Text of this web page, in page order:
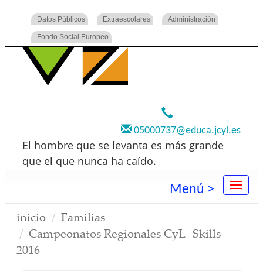
Datos Públicos Extraescolares Administración
Fondo Social Europeo
05000737@educa.jcyl.es
El hombre que se levanta es más grande
que el que nunca ha caído.
Menú >
inicio
Familias
Campeonatos Regionales CyL- Skills
2016